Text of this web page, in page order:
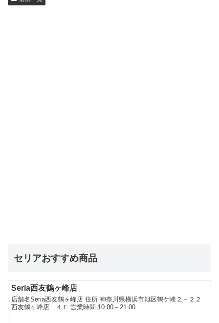
セリアおすすめ商品
Seria西友鶴ヶ峰店
店舗名Seria西友鶴ヶ峰店 住所 神奈川県横浜市旭区鶴ケ峰２－２２
西友鶴ヶ峰店 ４Ｆ 営業時間 10:00～21:00